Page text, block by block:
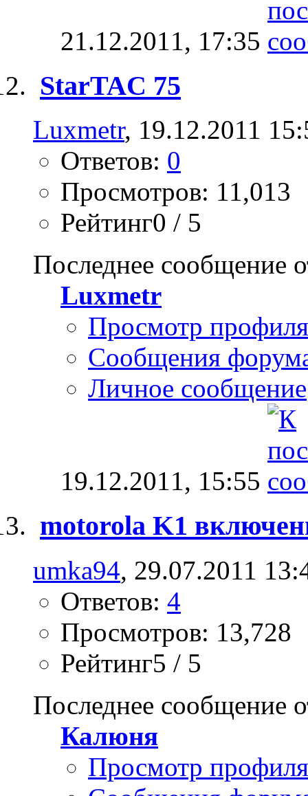
21.12.2011, 17:35
StarTAC 75
Luxmetr, 19.12.2011
Ответов: 0
Просмотров: 11,013
Рейтинг0 / 5
Последнее сообщение
Luxmetr
Просмотр профиля
Сообщения
Личное сообщение
19.12.2011, 15:55
motorola K1
umka94, 29.07.2011
Ответов: 4
Просмотров: 13,728
Рейтинг5 / 5
Последнее сообщение
Калюня
Просмотр профиля